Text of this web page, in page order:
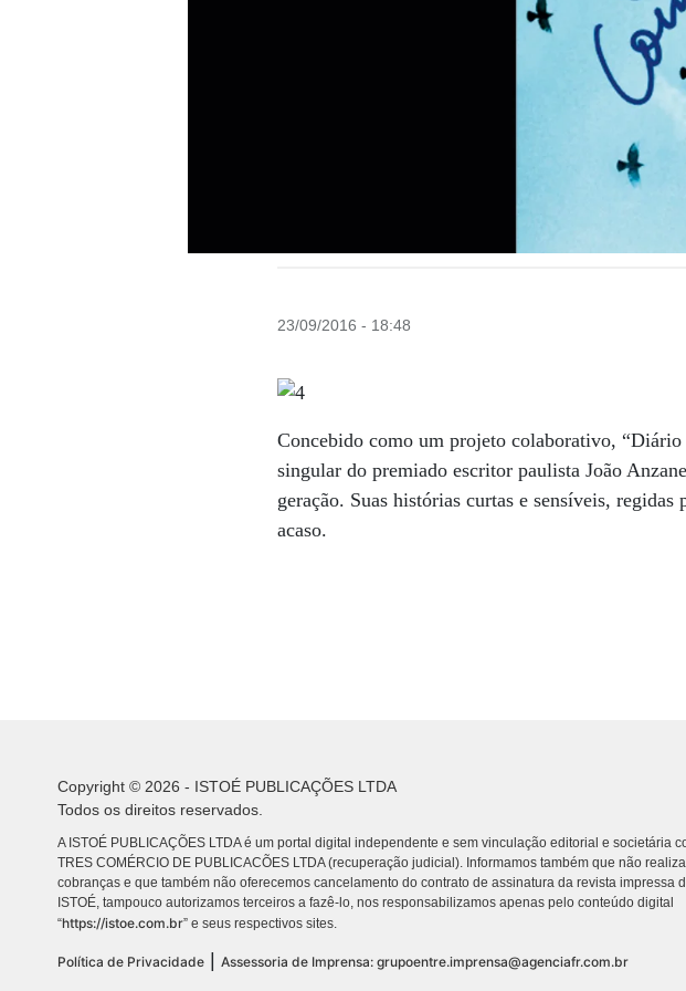
23/09/2016 - 18:48
Concebido como um projeto colaborativo,
singular do premiado escritor paulista João
geração. Suas histórias curtas e sensíveis,
acaso.
Copyright © 2026 - ISTOÉ PUBLICAÇÕES LTDA
Todos os direitos reservados.
A ISTOÉ PUBLICAÇÕES LTDA é um portal digital independente e sem vinculação editorial e societária
TRES COMÉRCIO DE PUBLICACÕES LTDA (recuperação judicial). Informamos também que não
cobranças e que também não oferecemos cancelamento do contrato de assinatura da revista impressa
ISTOÉ, tampouco autorizamos terceiros a fazê-lo, nos responsabilizamos apenas pelo conteúdo digital
“https://istoe.com.br” e seus respectivos sites.
Política de Privacidade Assessoria de Imprensa: grupoentre.imprensa@agenciafr.com.br